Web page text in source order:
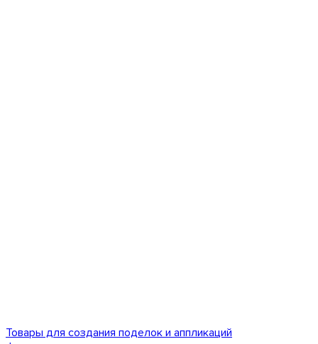
Товары для создания поделок и аппликаций